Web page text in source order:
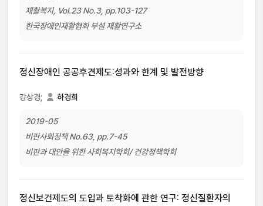
재활복지, Vol.23 No.3, pp.103-127
한국장애인재활협회 부설 재활연구소
정신장애인 공공후견제도:성과와 한계 및 발전방향
강상경; 하경희
2019-05
비판사회정책 No.63, pp.7-45
비판과 대안을 위한 사회복지학회/ 건강정책학회
정신보건제도의 도입과 토착화에 관한 연구: 정신질환자의